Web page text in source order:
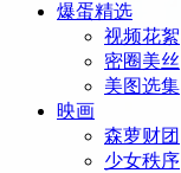
爆蛋精选
视频花絮
密圈美丝
美图选集
映画
森萝财团
少女秩序